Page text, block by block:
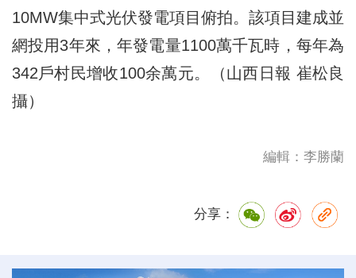
10MW集中式光伏發電項目俯拍。該項目建成並
網投用3年來，年發電量1100萬千瓦時，每年為
342戶村民增收100余萬元。（山西日報 崔松良
攝）
編輯：李勝蘭
分享：